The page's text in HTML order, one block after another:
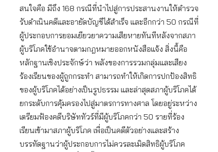
สนใจคือ มีถึง 168 กรณีที่นำไปสู่การประสานงานให้ตำรวจ
รับดำเนินคดีและอายัดบัญชีได้สำเร็จ และอีกกว่า 50 กรณีที่
ผู้ประกอบการยอมเยียวยาความเสียหายทันทีหลังจากสภา
ผู้บริโภคใช้อำนาจตามกฎหมายออกหนังสือแจ้ง สิ่งนี้คือ
หลักฐานเชิงประจักษ์ว่า พลังของการรวมกลุ่มและเสียง
ร้องเรียนของผู้ถูกกระทำ สามารถทำให้เกิดการปกป้องสิทธิ
ของผู้บริโภคได้อย่างเป็นรูปธรรม และล่าสุดสภาผู้บริโภคได้
ยกระดับการคุ้มครองไปสู่มาตรการทางศาล โดยอยู่ระหว่าง
เตรียมฟ้องคดีบริษัททัวร์ที่มีผู้บริโภคกว่า 50 รายที่ร้อง
เรียนเข้ามาสภาผู้บริโภค เพื่อเป็นคดีตัวอย่างและสร้าง
บรรทัดฐานว่าผู้ประกอบการไม่ควรละเมิดสิทธิผู้บริโภค